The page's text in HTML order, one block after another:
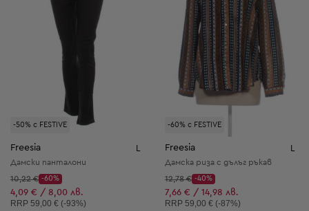
-50% с FESTIVE
Freesia
Дамски панталони
Начална цена:
10,22 €
Discount Price:
-60%
Намалена цена:
4,09 € / 8,00 лв.
Препоръчителна цена:
RRP 59,00 € (-93%)
-60% с FESTIVE
Freesia
Дамска риза с дълъг ръкав
Начална цена:
12,78 €
Discount Price:
-40%
Намалена цена:
7,66 € / 14,98 лв.
Препоръчителна цена:
RRP 59,00 € (-87%)